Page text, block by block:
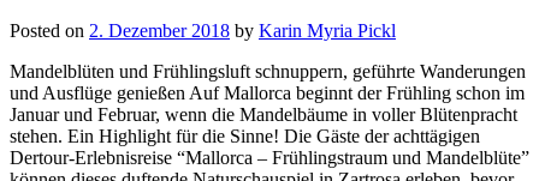
Posted on 2. Dezember 2018 by Karin Myria Pickl
Mandelblüten und Frühlingsluft schnuppern, geführte Wanderungen
und Ausflüge genießen Auf Mallorca beginnt der Frühling schon im
Januar und Februar, wenn die Mandelbäume in voller Blütenpracht
stehen. Ein Highlight für die Sinne! Die Gäste der achttägigen
Dertour-Erlebnisreise “Mallorca – Frühlingstraum und Mandelblüte”